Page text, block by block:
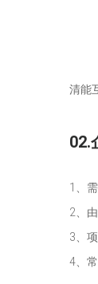
清能
02.
1、
2、
3、
4、